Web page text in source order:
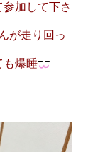
加して下さ
が走り回っ
も爆睡